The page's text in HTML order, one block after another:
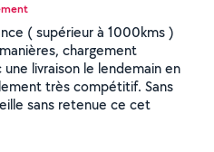
( supérieur à 1000kms )
chargement
livraison le lendemain en
très compétitif. Sans
sans retenue ce cet